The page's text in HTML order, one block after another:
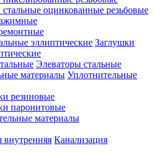
оцинкованные резьбовые
Заглушки
Элеваторы стальные
Уплотнительные
резиновые
паронитовые
материалы
Канализация